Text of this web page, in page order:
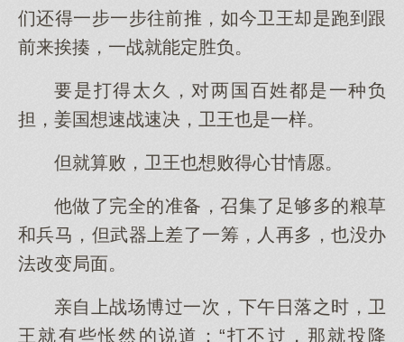
们还得一步一步往前推，如今卫王却是跑到跟
前来挨揍，一战就能定胜负。
要是打得太久，对两国百姓都是一种负
担，姜国想速战速决，卫王也是一样。
但就算败，卫王也想败得心甘情愿。
他做了完全的准备，召集了足够多的粮草
和兵马，但武器上差了一筹，人再多，也没办
法改变局面。
亲自上战场博过一次，下午日落之时，卫
王就有些怅然的说道：“打不过，那就投降